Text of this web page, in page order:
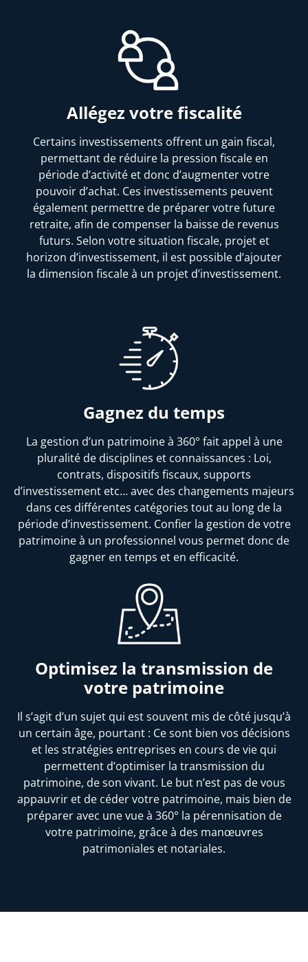
Allégez votre fiscalité
Certains investissements offrent un gain fiscal,
permettant de réduire la pression fiscale en
période d’activité et donc d’augmenter votre
pouvoir d’achat. Ces investissements peuvent
également permettre de préparer votre future
retraite, afin de compenser la baisse de revenus
futurs. Selon votre situation fiscale, projet et
horizon d’investissement, il est possible d’ajouter
la dimension fiscale à un projet d’investissement.
Gagnez du temps
La gestion d’un patrimoine à 360° fait appel à une
pluralité de disciplines et connaissances : Loi,
contrats, dispositifs fiscaux, supports
d’investissement etc… avec des changements majeurs
dans ces différentes catégories tout au long de la
période d’investissement. Confier la gestion de votre
patrimoine à un professionnel vous permet donc de
gagner en temps et en efficacité.
Optimisez la transmission de
votre patrimoine
Il s’agit d’un sujet qui est souvent mis de côté jusqu’à
un certain âge, pourtant : Ce sont bien vos décisions
et les stratégies entreprises en cours de vie qui
permettent d’optimiser la transmission du
patrimoine, de son vivant. Le but n’est pas de vous
appauvrir et de céder votre patrimoine, mais bien de
préparer avec une vue à 360° la pérennisation de
votre patrimoine, grâce à des manœuvres
patrimoniales et notariales.